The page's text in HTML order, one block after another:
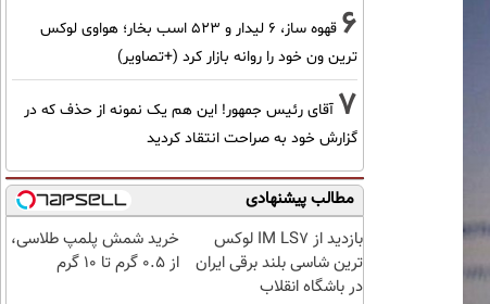
6
قهوه ساز، 6 لیدار و 523 اسب بخار؛ هواوی لوکس
ترین ون خود را روانه بازار کرد (+تصاویر)
7 آقای رئیس جمهور! این هم یک نمونه از حذف که در
گزارش خود به صراحت انتقاد کردید
مطالب پیشنهادی
بازدید از IM LS7 لوکس
ترین شاسی بلند برقی ایران
در باشگاه انقلاب
خرید شمش پلمپ طلاسی،
از ۰.۵ گرم تا ۱۰ گرم